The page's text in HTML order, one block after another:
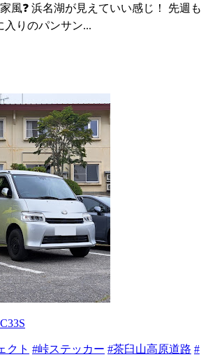
風❓ 浜名湖が見えていい感じ！ 先週も
りのパンサン...
クト #峠ステッカー #茶臼山高原道路 #